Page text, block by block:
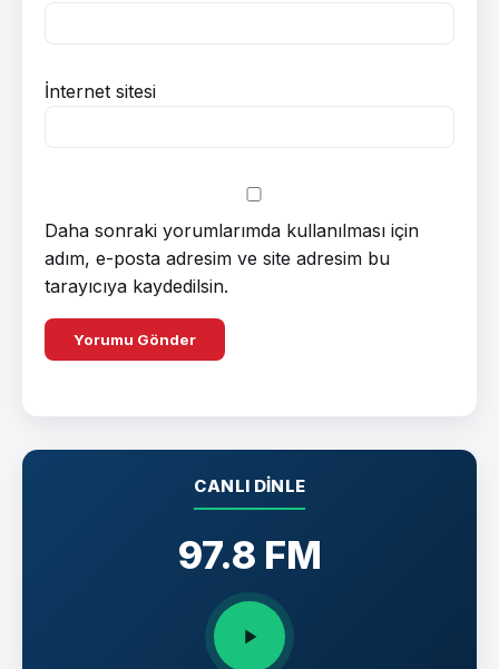
İnternet sitesi
Daha sonraki yorumlarımda kullanılması için
adım, e-posta adresim ve site adresim bu
tarayıcıya kaydedilsin.
CANLI DINLE
97.8 FM